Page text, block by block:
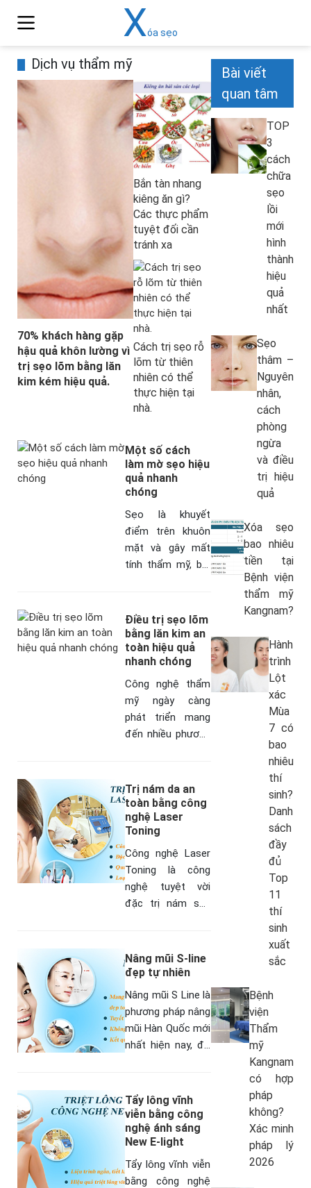
Xóa sẹo
Dịch vụ thẩm mỹ
70% khách hàng gặp
hậu quả khôn lường vì
trị sẹo lõm bằng lăn
kim kém hiệu quả.
Bắn tàn nhang
kiêng ăn gì?
Các thực phẩm
tuyệt đối cần
tránh xa
Cách trị sẹo rỗ
lõm từ thiên
nhiên có thể
thực hiện tại
nhà.
Một số cách
làm mờ sẹo hiệu
quả nhanh
chóng
Sẹo là khuyết
điểm trên khuôn
mặt và gây mất
tính thẩm mỹ, bởi
khắc phục được.
Hãy tham khảo
những cách…
Điều trị sẹo lõm
bằng lăn kim an
toàn hiệu quả
nhanh chóng
Công nghệ thẩm
mỹ ngày càng
phát triển mang
đến nhiều phương
trị hiệu qua các
vần đề về da như
mụn…
Trị nám da an
toàn bằng công
nghệ Laser
Toning
Công nghệ Laser
Toning là công
nghệ tuyệt vời
đặc trị nám sâu
tận gốc chân nám,
an toàn không để
Nâng mũi S-line
đẹp tự nhiên
Nâng mũi S Line là
phương pháp nâng
mũi Hàn Quốc mới
nhất hiện nay, đó
mũi và chỉnh hình
dáng mũi…
Tẩy lông vĩnh
viễn bằng công
nghệ ánh sáng
New E-light
Tẩy lông vĩnh viễn
bằng công nghệ
Bài viết
quan tâm
TOP
3
cách
chữa
sẹo
lồi
mới
hình
thành
hiệu
quả
nhất
Sẹo
thâm –
Nguyên
nhân,
cách
phòng
ngừa
và điều
trị hiệu
quả
Xóa sẹo
bao nhiêu
tiền tại
Bệnh viện
thẩm mỹ
Kangnam?
Hành
trình
Lột
xác
Mùa
7 có
bao
nhiêu
thí
sinh?
Danh
sách
đầy
đủ
Top
11
thí
sinh
xuất
sắc
Bệnh
viện
Thẩm
mỹ
Kangnam
có hợp
pháp
không?
Xác minh
pháp lý
2026